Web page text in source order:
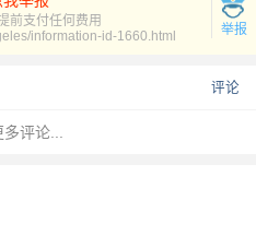
前支付任何费用
举报
information-id-1660.html
评论
评论...